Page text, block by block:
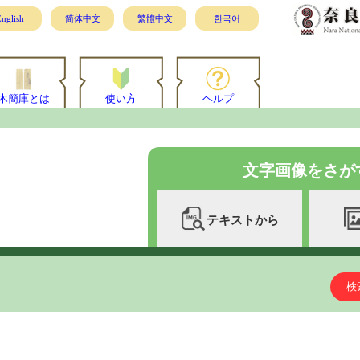
简体中文 繁體中文 한국어
簡庫とは 使い方 ヘルプ
文字画像をさが
テキストから
検